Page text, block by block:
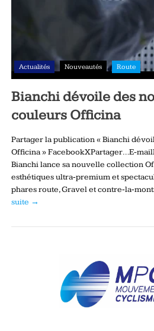
Actualités Nouveautés Route
Bianchi dévoile des
couleurs Officina
Partager la publication « Bianchi
Officina » FacebookXPartager…E-
Bianchi lance sa nouvelle collection
esthétiques ultra‑premium et
phares route, Gravel et
suite →